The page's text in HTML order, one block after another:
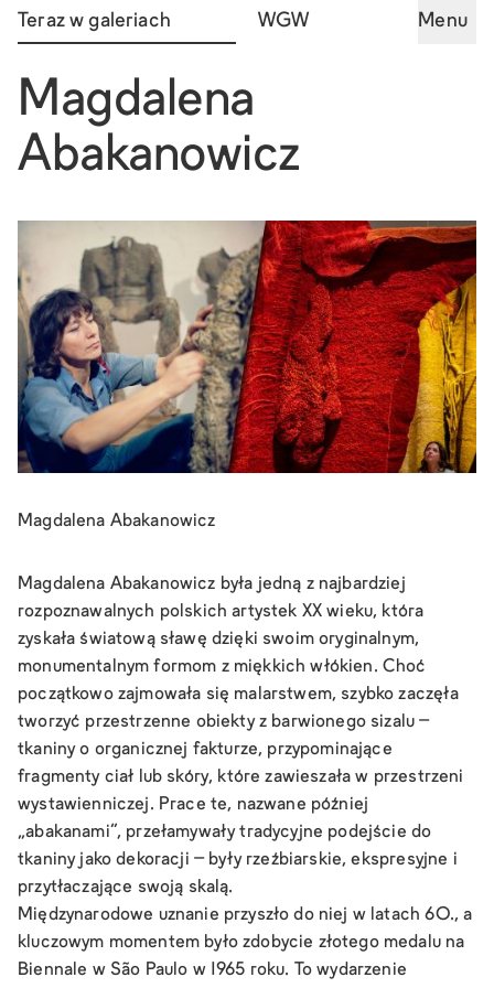
Teraz w galeriach WGW Menu
Magdalena
Abakanowicz
Magdalena Abakanowicz
Magdalena Abakanowicz była jedną z najbardziej
rozpoznawalnych polskich artystek XX wieku, która
zyskała światową sławę dzięki swoim oryginalnym,
monumentalnym formom z miękkich włókien. Choć
początkowo zajmowała się malarstwem, szybko zaczęła
tworzyć przestrzenne obiekty z barwionego sizalu –
tkaniny o organicznej fakturze, przypominające
fragmenty ciał lub skóry, które zawieszała w przestrzeni
wystawienniczej. Prace te, nazwane później
„abakanami”, przełamywały tradycyjne podejście do
tkaniny jako dekoracji – były rzeźbiarskie, ekspresyjne i
przytłaczające swoją skalą.
Międzynarodowe uznanie przyszło do niej w latach 60., a
kluczowym momentem było zdobycie złotego medalu na
Biennale w São Paulo w 1965 roku. To wydarzenie